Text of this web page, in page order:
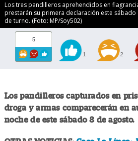
Los tres pandilleros aprehendidos en
prestarán su primera declaración este sábado
de turno. (Foto: MP/Soy502)
5
1 2
Los pandilleros capturados en
droga y armas comparecerán en
noche de este sábado 8 de agosto.